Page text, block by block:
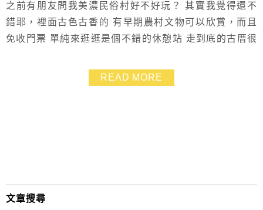
之前有朋友問我美濃民俗村好不好玩？ 其實我覺得還不
錯耶，裡面古色古香的 有早期農村文物可以欣賞，而且
免收門票 單純來逛逛是個不錯的休憩站 走到底的古厝很
小朋友可以玩擂茶DIY、油紙傘DIY 還有一個商店賣很多
古早味的醃菜跟醬料 可搭配旗山老街一起順遊
READ MORE
文章搜尋